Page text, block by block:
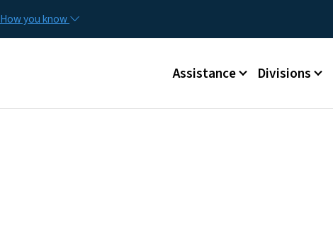
How you know
Main menu
Assistance Divisions